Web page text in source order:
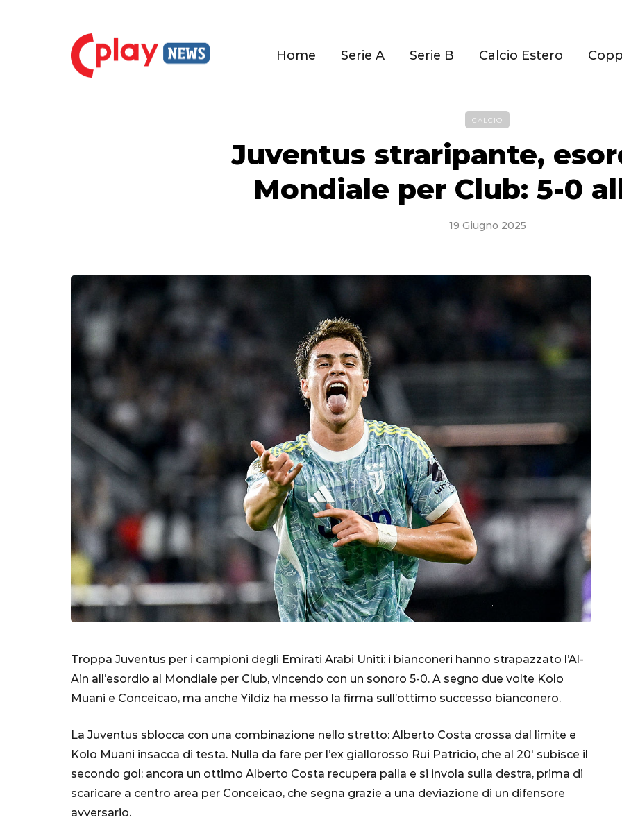
Home Serie A Serie B Calcio Estero
CALCIO
Juventus straripante,
Mondiale per Club: 5-0
19 Giugno 2025
Troppa Juventus per i campioni degli Emirati Arabi Uniti: i bianconeri hanno strapazzato l’Al-
Ain all’esordio al Mondiale per Club, vincendo con un sonoro 5-0. A segno due volte Kolo
Muani e Conceicao, ma anche Yildiz ha messo la firma sull’ottimo successo bianconero.
La Juventus sblocca con una combinazione nello stretto: Alberto Costa crossa dal limite e
Kolo Muani insacca di testa. Nulla da fare per l’ex giallorosso Rui Patricio, che al 20′ subisce il
secondo gol: ancora un ottimo Alberto Costa recupera palla e si invola sulla destra, prima di
scaricare a centro area per Conceicao, che segna grazie a una deviazione di un difensore
avversario.
SERIE A CALCIO MONDIALE QATAR